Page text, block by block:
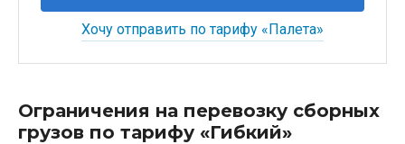
Хочу отправить по тарифу «Палета»
Ограничения на перевозку сборных
грузов по тарифу «Гибкий»